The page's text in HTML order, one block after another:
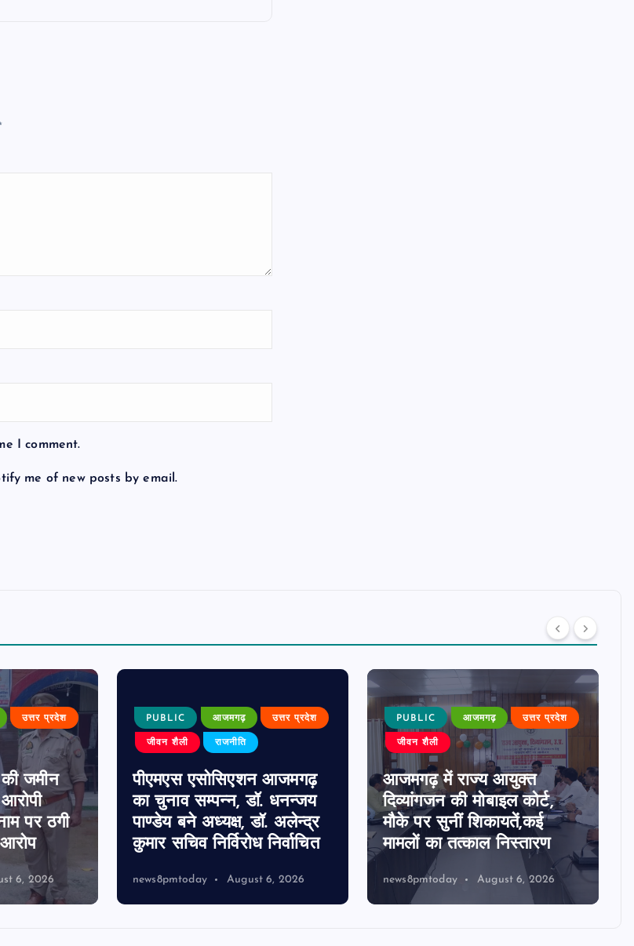
I comment.
me of new posts by email.
उत्तर प्रदेश
जमीन
पर ठगी
6, 2026
PUBLIC आजमगढ़ उत्तर प्रदेश
जीवन शैली राजनीति
पीएमएस एसोसिएशन आजमगढ़
का चुनाव सम्पन्न, डॉ. धनन्जय
पाण्डेय बने अध्यक्ष, डॉ. अलेन्द्र
कुमार सचिव निर्विरोध निर्वाचित
news8pmtoday August 6, 2026
PUBLIC आजमगढ़ उत्तर प्रदेश
जीवन शैली
आजमगढ़ में राज्य आयुक्त
दिव्यांगजन की मोबाइल कोर्ट,
मौके पर सुनीं शिकायतें,कई
मामलों का तत्काल निस्तारण
news8pmtoday August 6, 2026